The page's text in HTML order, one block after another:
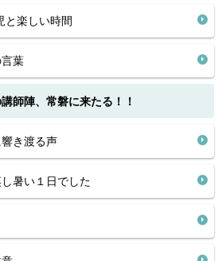
楽しい時間
葉
師陣、常磐に来たる！！
き渡る声
暑い１日でした